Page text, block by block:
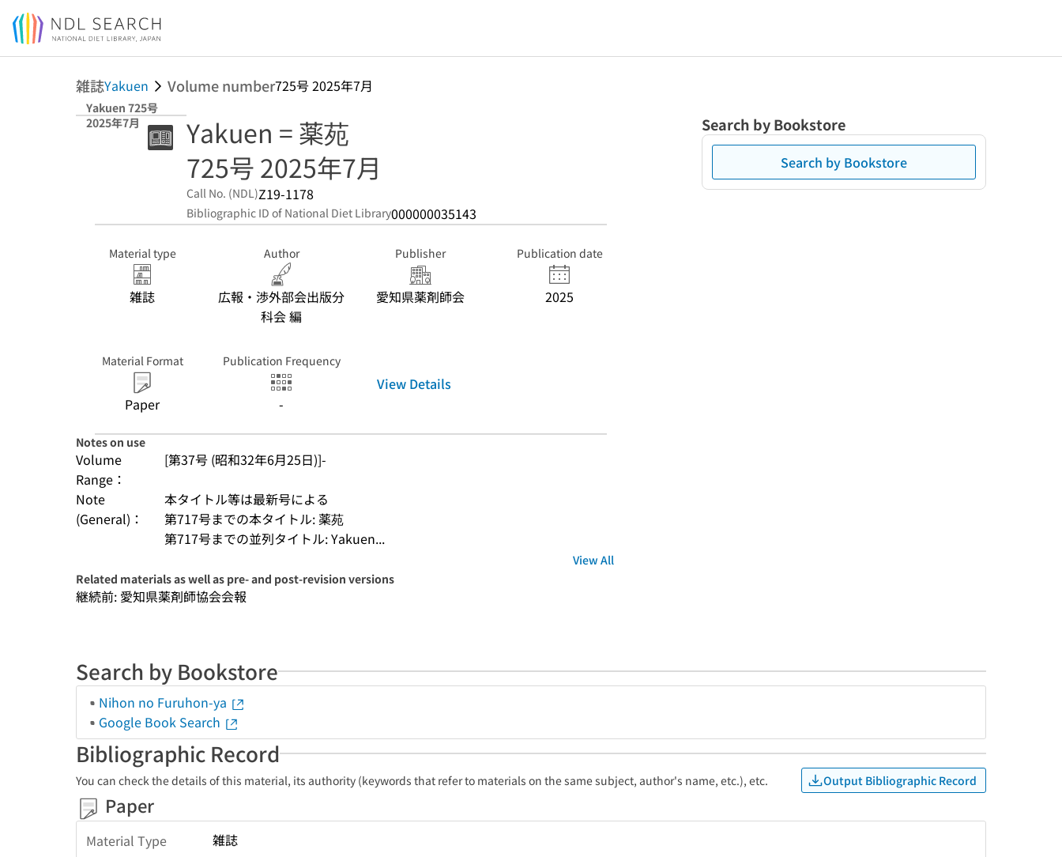
Jump to main content
雑誌Yakuen Volume number725号 2025年7月
Yakuen 725号
2025年7月
Yakuen = 薬苑
725号 2025年7月
Call No. (NDL)Z19-1178
Bibliographic ID of National Diet Library000000035143
Material type
雑誌
Author
広報・渉外部会出版分
科会 編
Publisher
愛知県薬剤師会
Publication date
2025
Material Format
Paper
Publication Frequency
-
View Details
Notes on use
Volume
Range：
[第37号 (昭和32年6月25日)]-
Note
(General)：
本タイトル等は最新号による
第717号までの本タイトル: 薬苑
第717号までの並列タイトル: Yakuen...
View All
Related materials as well as pre- and post-revision versions
継続前: 愛知県薬剤師協会会報
Search by Bookstore
Search by Bookstore
Search by Bookstore
Nihon no Furuhon-ya
Google Book Search
Bibliographic Record
You can check the details of this material, its authority (keywords that refer to materials on the same subject, author's name, etc.), etc. Output Bibliographic Record
Paper
Material Type 雑誌